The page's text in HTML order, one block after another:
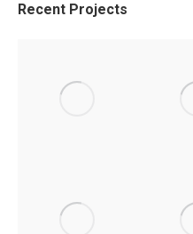
Recent Projects